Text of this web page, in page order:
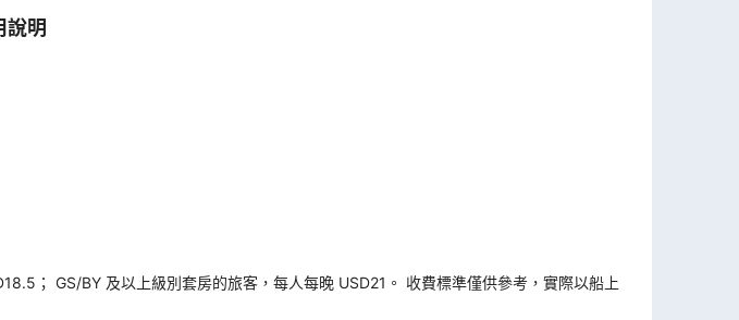
說明
； GS/BY 及以上級別套房的旅客，每人每晚 USD21。 收費標準僅供參考，實際以船上